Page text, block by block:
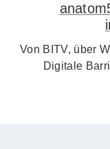
Von BITV, über
Digitale